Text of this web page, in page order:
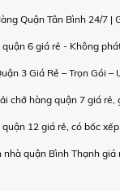
Quận Tân Bình 24/7 |
6 giá rẻ - Không
3 Giá Rẻ – Trọn Gói –
chở hàng quận 7 giá rẻ,
12 giá rẻ, có bốc
quận Bình Thạnh giá